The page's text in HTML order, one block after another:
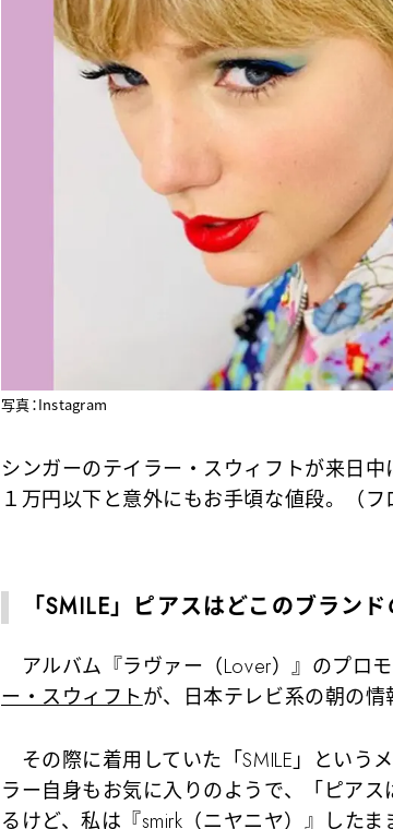
写真：Instagram
シンガーのテイラー・スウィフトが来日
１万円以下と意外にもお手頃な値段。（フ
「SMILE」ピアスはどこのブランド
アルバム『ラヴァー（Lover）』のプロ
ー・スウィフトが、日本テレビ系の朝の情
その際に着用していた「SMILE」という
ラー自身もお気に入りのようで、「ピアス
るけど、私は『smirk（ニヤニヤ）』した